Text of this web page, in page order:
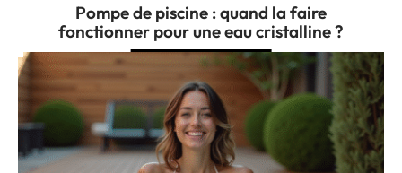
Pompe de piscine : quand la faire
fonctionner pour une eau cristalline ?